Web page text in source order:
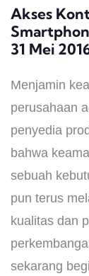
Akses
31 Mei
Menjamin
perusahaan
penyedia
bahwa
sebuah
pun terus
kualitas dan
sekarang